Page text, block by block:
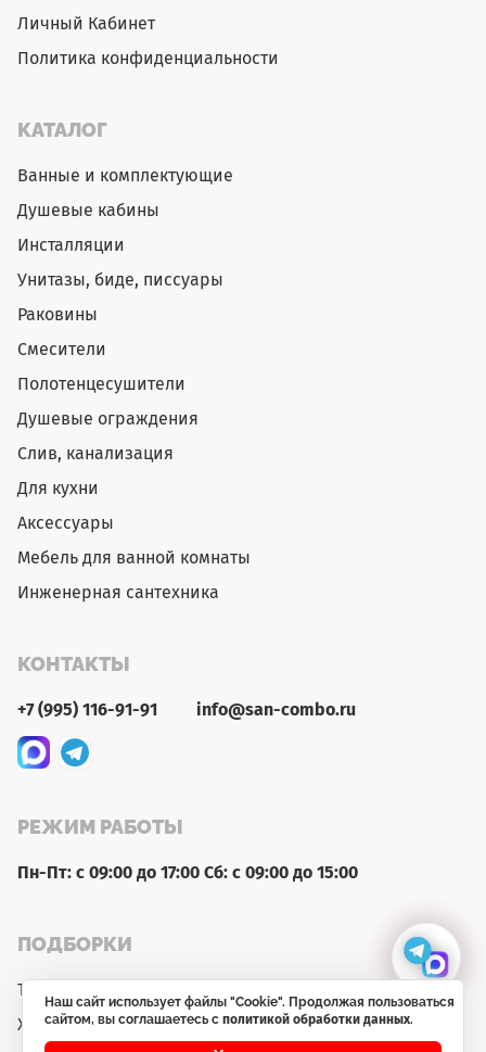
Личный Кабинет
Политика конфиденциальности
КАТАЛОГ
Ванные и комплектующие
Душевые кабины
Инсталляции
Унитазы, биде, писсуары
Раковины
Смесители
Полотенцесушители
Душевые ограждения
Слив, канализация
Для кухни
Аксессуары
Мебель для ванной комнаты
Инженерная сантехника
КОНТАКТЫ
+7 (995) 116-91-91 info@san-combo.ru
РЕЖИМ РАБОТЫ
Пн-Пт: с 09:00 до 17:00 Сб: с 09:00 до 15:00
ПОДБОРКИ
Товар недели
Хит продаж
Наш сайт использует файлы "Cookie". Продолжая пользоваться
сайтом, вы соглашаетесь с политикой обработки данных.